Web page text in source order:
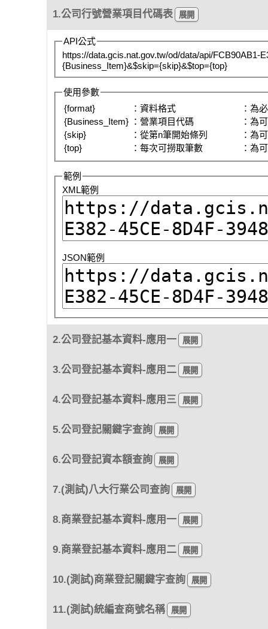
1.公司行號營業項目代碼表
API公式
https://data.gcis.nat.gov.tw/od/data/api/FCB90AB1-
{Business_Item}&$skip={skip}&$top={top}
使用參數
{format}
：資料格式
：為
{Business_Item} ：營業項目代碼
：為
{skip}
：從第n筆開始條列
：為
{top}
：每次可撈取筆數 ：為
範例
XML範例
JSON範例
2.公司登記基本資料-應用一
3.公司登記基本資料-應用二
4.公司登記基本資料-應用三
5.公司登記關鍵字查詢
6.公司登記資本額查詢
7.(測試)八大行業公司查詢
8.商業登記基本資料-應用一
9.商業登記基本資料-應用二
10.(測試)商業登記關鍵字查詢
11.(測試)統編查商號名稱